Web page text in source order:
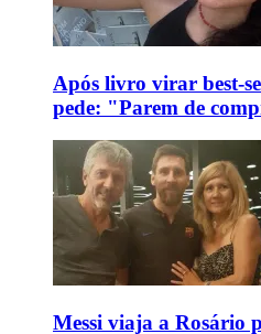
Após livro virar best-
pede: "Parem de
Messi viaja a Rosário